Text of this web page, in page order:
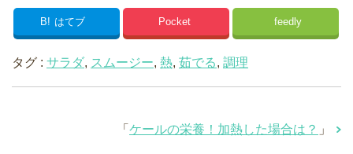
B! はてブ Pocket feedly
タグ : サラダ, スムージー, 熱, 茹でる, 調理
「 ケールの栄養！加熱した場合は？ 」